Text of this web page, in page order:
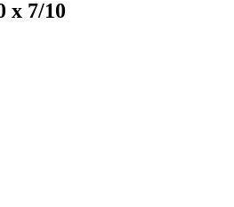
x 7/10